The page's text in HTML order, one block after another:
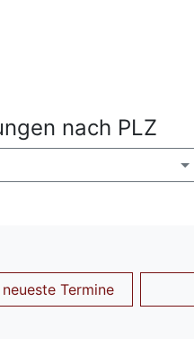
nach PLZ
Termine